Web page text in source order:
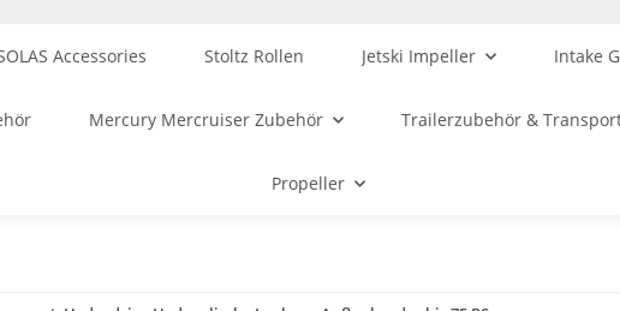
Accessories Stoltz Rollen Jetski Impeller Intake
Mercury Mercruiser Zubehör Trailerzubehör &
Propeller